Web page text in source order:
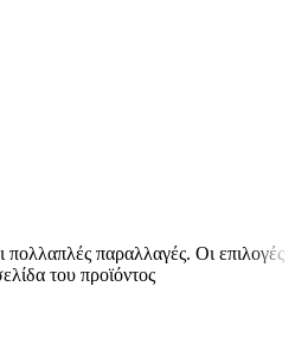
πολλαπλές παραλλαγές. Οι επιλογές
του προϊόντος